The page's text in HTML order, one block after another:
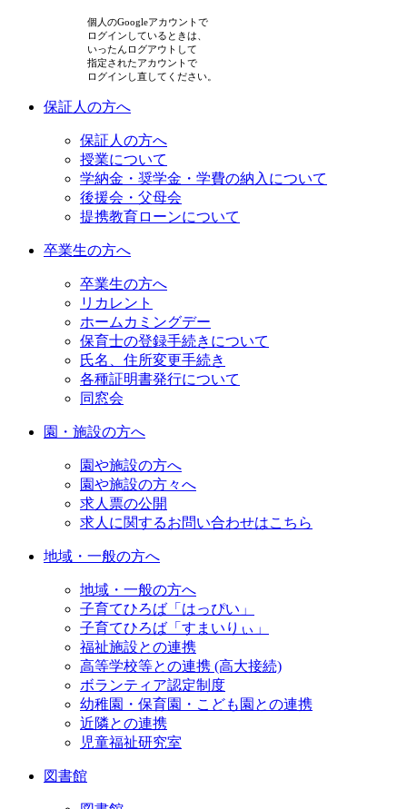
個人のGoogleアカウントで
ログインしているときは、
いったんログアウトして
指定されたアカウントで
ログインし直してください。
保証人の方へ
保証人の方へ
授業について
学納金・奨学金・学費の納入について
後援会・父母会
提携教育ローンについて
卒業生の方へ
卒業生の方へ
リカレント
ホームカミングデー
保育士の登録手続きについて
氏名、住所変更手続き
各種証明書発行について
同窓会
園・施設の方へ
園や施設の方へ
園や施設の方々へ
求人票の公開
求人に関するお問い合わせはこちら
地域・一般の方へ
地域・一般の方へ
子育てひろば「はっぴい」
子育てひろば「すまいりぃ」
福祉施設との連携
高等学校等との連携 (高大接続)
ボランティア認定制度
幼稚園・保育園・こども園との連携
近隣との連携
児童福祉研究室
図書館